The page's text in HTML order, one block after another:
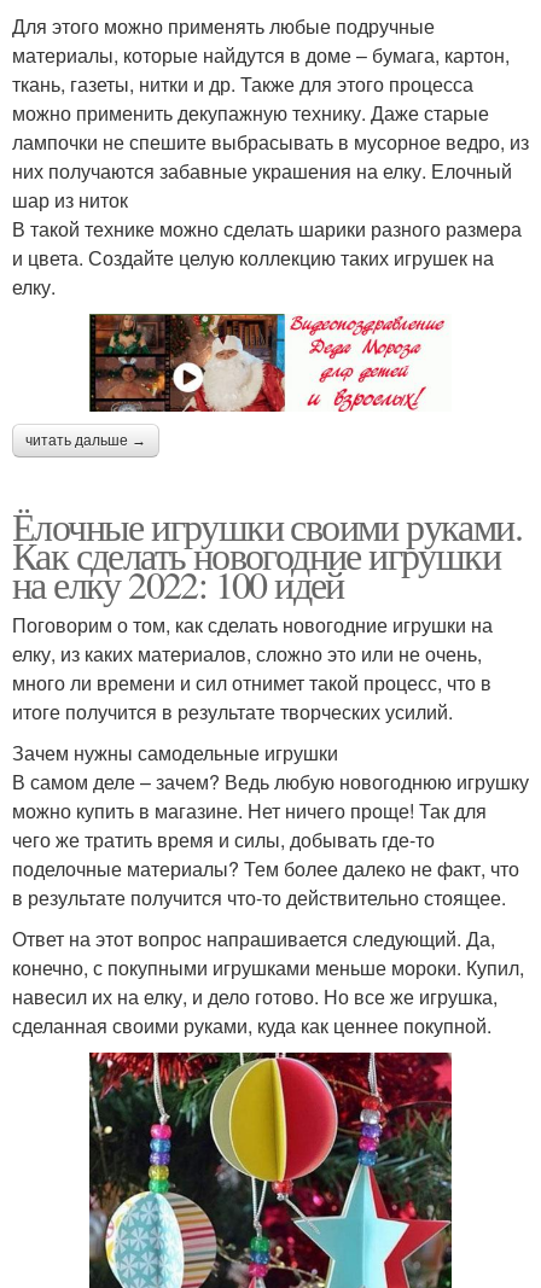
Для этого можно применять любые подручные
материалы, которые найдутся в доме – бумага, картон,
ткань, газеты, нитки и др. Также для этого процесса
можно применить декупажную технику. Даже старые
лампочки не спешите выбрасывать в мусорное ведро, из
них получаются забавные украшения на елку. Елочный
шар из ниток
В такой технике можно сделать шарики разного размера
и цвета. Создайте целую коллекцию таких игрушек на
елку.
читать дальше →
Ёлочные игрушки своими руками.
Как сделать новогодние игрушки
на елку 2022: 100 идей
Поговорим о том, как сделать новогодние игрушки на
елку, из каких материалов, сложно это или не очень,
много ли времени и сил отнимет такой процесс, что в
итоге получится в результате творческих усилий.
Зачем нужны самодельные игрушки
В самом деле – зачем? Ведь любую новогоднюю игрушку
можно купить в магазине. Нет ничего проще! Так для
чего же тратить время и силы, добывать где-то
поделочные материалы? Тем более далеко не факт, что
в результате получится что-то действительно стоящее.
Ответ на этот вопрос напрашивается следующий. Да,
конечно, с покупными игрушками меньше мороки. Купил,
навесил их на елку, и дело готово. Но все же игрушка,
сделанная своими руками, куда как ценнее покупной.